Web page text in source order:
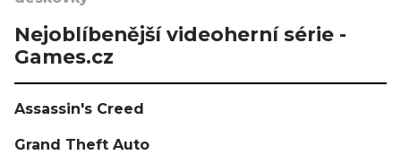
Nejoblíbenější videoherní série -
Games.cz
Assassin's Creed
Grand Theft Auto